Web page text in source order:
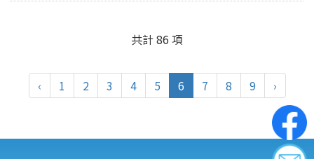
共計 86 項
‹ 1 2 3 4 5 6 7 8 9 ›